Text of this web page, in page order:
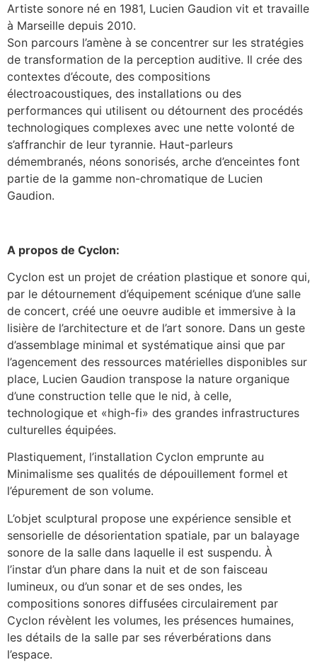
Artiste sonore né en 1981, Lucien Gaudion vit et travaille
à Marseille depuis 2010.
Son parcours l’amène à se concentrer sur les stratégies
de transformation de la perception auditive. Il crée des
contextes d’écoute, des compositions
électroacoustiques, des installations ou des
performances qui utilisent ou détournent des procédés
technologiques complexes avec une nette volonté de
s’affranchir de leur tyrannie. Haut-parleurs
démembranés, néons sonorisés, arche d’enceintes font
partie de la gamme non-chromatique de Lucien
Gaudion.
A propos de Cyclon:
Cyclon est un projet de création plastique et sonore qui,
par le détournement d’équipement scénique d’une salle
de concert, créé une oeuvre audible et immersive à la
lisière de l’architecture et de l’art sonore. Dans un geste
d’assemblage minimal et systématique ainsi que par
l’agencement des ressources matérielles disponibles sur
place, Lucien Gaudion transpose la nature organique
d’une construction telle que le nid, à celle,
technologique et «high-fi» des grandes infrastructures
culturelles équipées.
Plastiquement, l’installation Cyclon emprunte au
Minimalisme ses qualités de dépouillement formel et
l’épurement de son volume.
L’objet sculptural propose une expérience sensible et
sensorielle de désorientation spatiale, par un balayage
sonore de la salle dans laquelle il est suspendu. À
l’instar d’un phare dans la nuit et de son faisceau
lumineux, ou d’un sonar et de ses ondes, les
compositions sonores diffusées circulairement par
Cyclon révèlent les volumes, les présences humaines,
les détails de la salle par ses réverbérations dans
l’espace.